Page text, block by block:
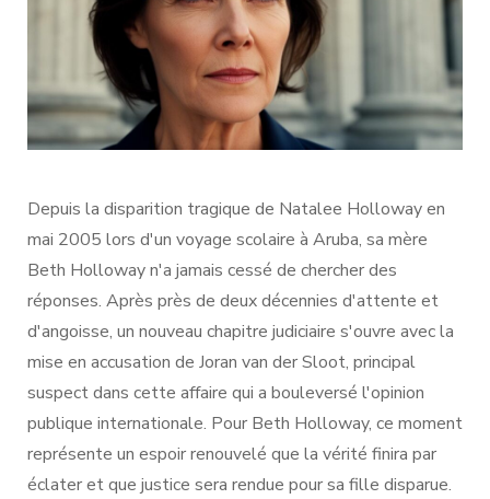
Depuis la disparition tragique de Natalee Holloway en
mai 2005 lors d'un voyage scolaire à Aruba, sa mère
Beth Holloway n'a jamais cessé de chercher des
réponses. Après près de deux décennies d'attente et
d'angoisse, un nouveau chapitre judiciaire s'ouvre avec la
mise en accusation de Joran van der Sloot, principal
suspect dans cette affaire qui a bouleversé l'opinion
publique internationale. Pour Beth Holloway, ce moment
représente un espoir renouvelé que la vérité finira par
éclater et que justice sera rendue pour sa fille disparue.